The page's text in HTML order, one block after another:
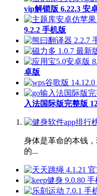
vip解锁版 6.22.3 安
9.2.2 手机版
卓版
入法国际版完整版
身体是革命的本钱
的...